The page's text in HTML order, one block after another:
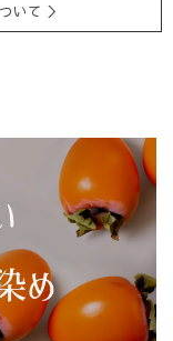
いて ＞